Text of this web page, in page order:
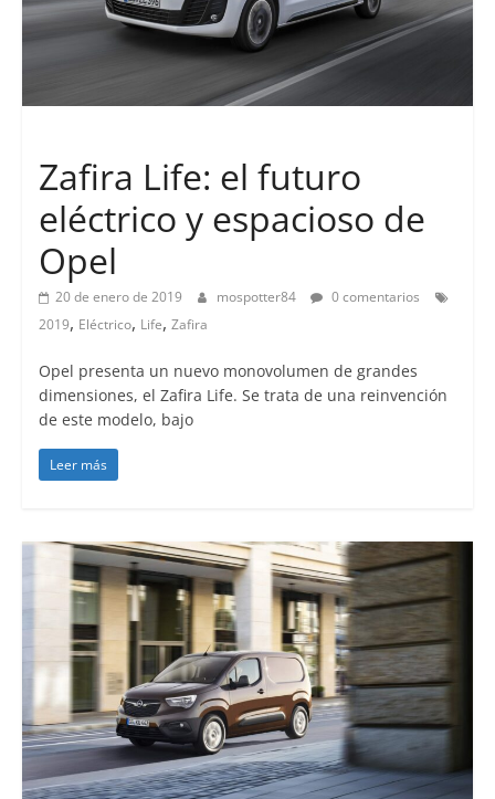
Zafira Life: el futuro
eléctrico y espacioso de
Opel
20 de enero de 2019 mospotter84
0 comentarios
2019, Eléctrico, Life, Zafira
Opel presenta un nuevo monovolumen de grandes
dimensiones, el Zafira Life. Se trata de una reinvención
de este modelo, bajo
Leer más